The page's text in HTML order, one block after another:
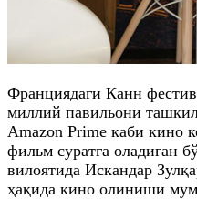
Франциядаги Канн
миллий павильони
Amazon Prime каби кино
фильм суратга оладиган
вилоятида Искандар
ҳақида кино олиниши